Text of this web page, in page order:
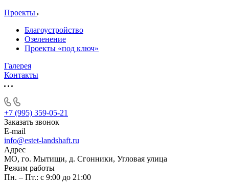
Проекты
Благоустройство
Озеленение
Проекты «под ключ»
Галерея
Контакты
+7 (995) 359-05-21
Заказать звонок
E-mail
info@estet-landshaft.ru
Адрес
МО, го. Мытищи, д. Сгонники, Угловая улица
Режим работы
Пн. – Пт.: с 9:00 до 21:00